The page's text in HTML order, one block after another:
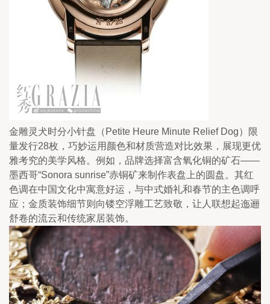
金雕灵犬时分小针盘（Petite Heure Minute Relief Dog）限
量发行28枚，巧妙运用颜色和材质营造对比效果，展现更优
雅考究的美学风格。例如，品牌选择富含氧化铜的矿石——
墨西哥“Sonora sunrise”赤铜矿来制作表盘上的圆盘。其红
色调在中国文化中寓意好运，与中式婚礼和春节的主色调呼
应；金质装饰细节则向镂空浮雕工艺致敬，让人联想起迤逦
舒卷的流云和传统家居装饰。